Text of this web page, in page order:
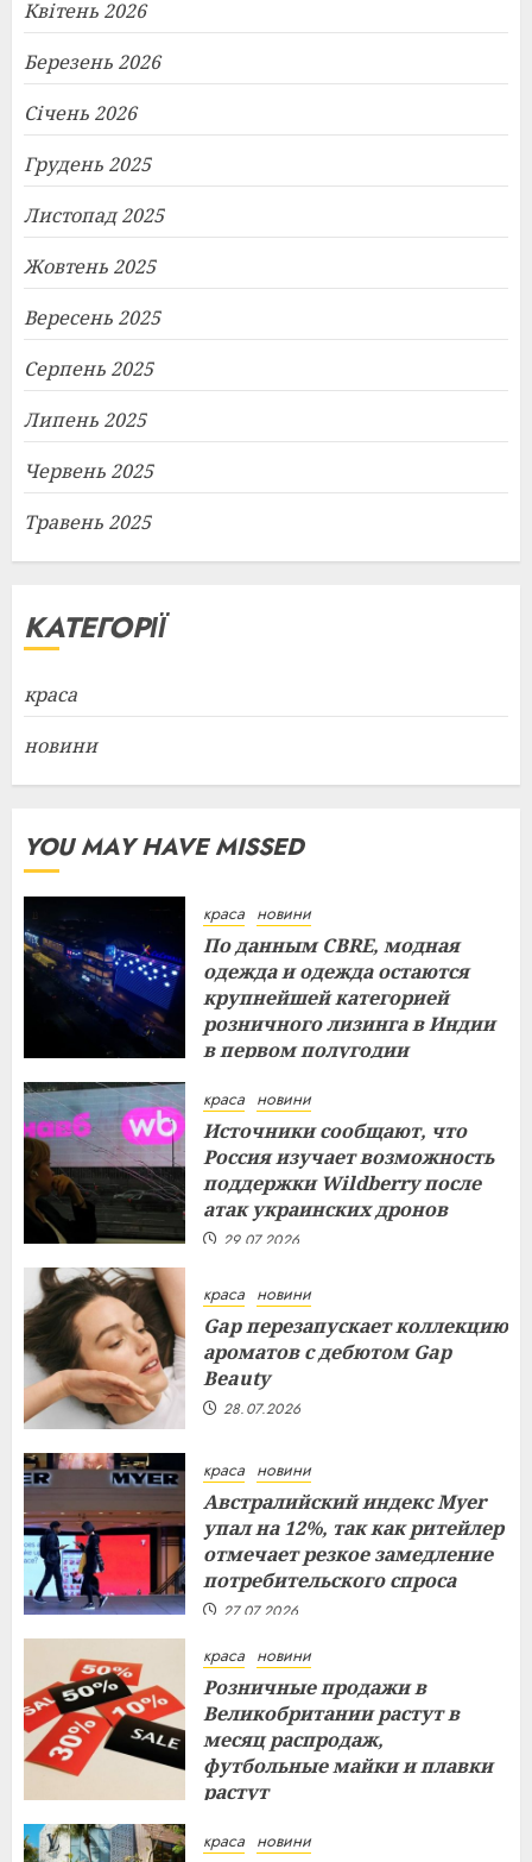
Квітень 2026
Березень 2026
Січень 2026
Грудень 2025
Листопад 2025
Жовтень 2025
Вересень 2025
Серпень 2025
Липень 2025
Червень 2025
Травень 2025
КАТЕГОРІЇ
краса
новини
YOU MAY HAVE MISSED
краса новини
По данным CBRE, модная
одежда и одежда остаются
крупнейшей категорией
розничного лизинга в Индии
в первом полугодии
краса новини
Источники сообщают, что
Россия изучает возможность
поддержки Wildberry после
атак украинских дронов
29.07.2026
краса новини
Gap перезапускает коллекцию
ароматов с дебютом Gap
Beauty
28.07.2026
краса новини
Австралийский индекс Myer
упал на 12%, так как ритейлер
отмечает резкое замедление
потребительского спроса
27.07.2026
краса новини
Розничные продажи в
Великобритании растут в
месяц распродаж,
футбольные майки и плавки
растут
краса новини